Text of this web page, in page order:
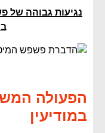
נגיעות גבוהה של
הפעולה
במודיעין